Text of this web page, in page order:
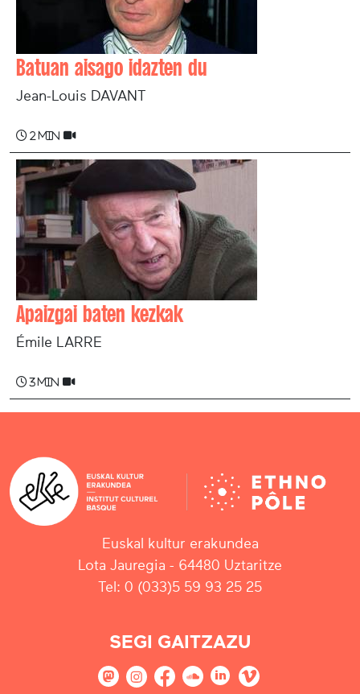
Batuan aisago idazten du
Jean-Louis DAVANT
2 min
Apaizgai baten kezkak
Émile LARRE
3 min
Euskal kultur erakundea
Lota Jauregia - 64480 Uztaritze
Tel: 0 (033)5 59 93 25 25
SEGI GAITZAZU